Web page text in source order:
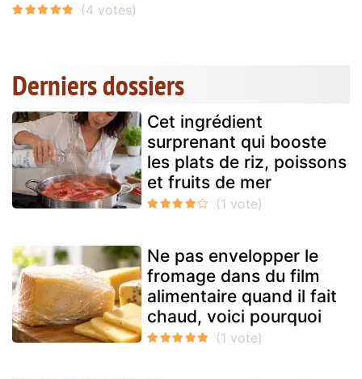
Derniers dossiers
Cet ingrédient
surprenant qui booste
les plats de riz, poissons
et fruits de mer
Ne pas envelopper le
fromage dans du film
alimentaire quand il fait
chaud, voici pourquoi